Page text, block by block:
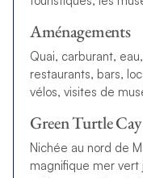
Aménagements
Quai, carburant,
restaurants, bars,
vélos, visites de
Green Turtle
Nichée au nord de
magnifique mer